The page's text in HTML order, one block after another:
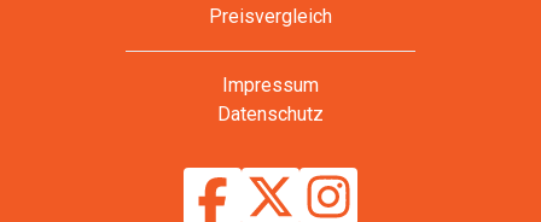
Preisvergleich
Impressum
Datenschutz